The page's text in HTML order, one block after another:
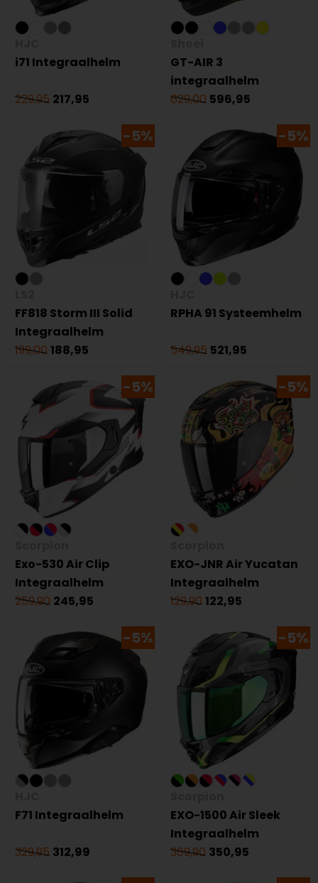
i71 Integraalhelm
229,95 217,95
GT-AIR 3
integraalhelm
629,00 596,95
-5%
FF818 Storm III Solid
Integraalhelm
199,00 188,95
-5%
RPHA 91 Systeemhelm
549,95 521,95
-5%
Exo-530 Air Clip
Integraalhelm
259,90 245,95
-5%
EXO-JNR Air Yucatan
Integraalhelm
129,90 122,95
-5%
F71 Integraalhelm
329,95 312,99
-5%
EXO-1500 Air Sleek
Integraalhelm
369,90 350,95